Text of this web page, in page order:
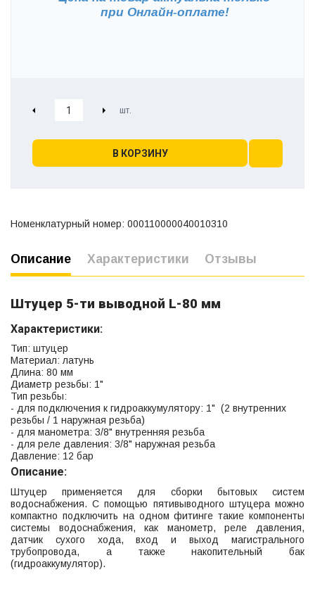
при Онлайн-оплате!
В КОРЗИНУ
Номенклатурный номер: 000110000040010310
Описание Характеристики Отзывы
Штуцер 5-ти выводной L-80 мм
Характеристики:
Тип: штуцер
Материал: латунь
Длина: 80 мм
Диаметр резьбы: 1"
Тип резьбы:
- для подключения к гидроаккумулятору: 1" (2 внутренних
резьбы / 1 наружная резьба)
- для манометра: 3/8" внутренняя резьба
- для реле давления: 3/8" наружная резьба
Давление: 12 бар
Описание:
Штуцер применяется для сборки бытовых систем
водоснабжения. С помощью пятивыводного штуцера можно
компактно подключить на одном фитинге такие компоненты
системы водоснабжения, как манометр, реле давления,
датчик сухого хода, вход и выход магистрального
трубопровода, а также накопительный бак
(гидроаккумулятор).